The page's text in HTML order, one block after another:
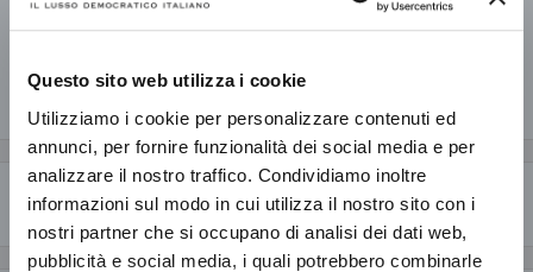
Questo sito web utilizza i cookie
Utilizziamo i cookie per personalizzare contenuti ed
annunci, per fornire funzionalità dei social media e per
analizzare il nostro traffico. Condividiamo inoltre
informazioni sul modo in cui utilizza il nostro sito con i
nostri partner che si occupano di analisi dei dati web,
pubblicità e social media, i quali potrebbero combinarle
Descrizione
CARATTERISTICHE GENERALI